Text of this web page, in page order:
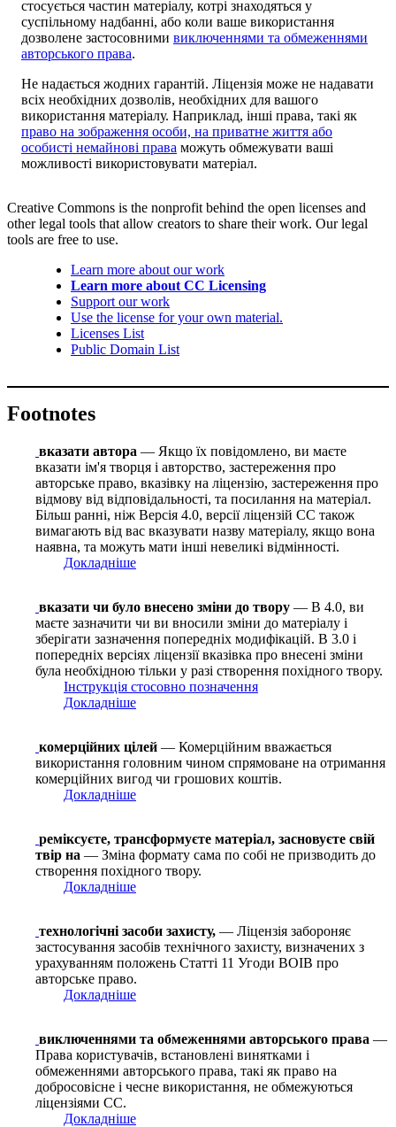
стосується частин матеріалу, котрі знаходяться у
суспільному надбанні, або коли ваше використання
дозволене застосовними виключеннями та обмеженнями
авторського права.
Не надається жодних гарантій. Ліцензія може не надавати
всіх необхідних дозволів, необхідних для вашого
використання матеріалу. Наприклад, інші права, такі як
право на зображення особи, на приватне життя або
особисті немайнові права можуть обмежувати ваші
можливості використовувати матеріал.
Creative Commons is the nonprofit behind the open licenses and
other legal tools that allow creators to share their work. Our legal
tools are free to use.
Learn more about our work
Learn more about CC Licensing
Support our work
Use the license for your own material.
Licenses List
Public Domain List
Footnotes
вказати автора — Якщо їх повідомлено, ви маєте
вказати ім'я творця і авторство, застереження про
авторське право, вказівку на ліцензію, застереження про
відмову від відповідальності, та посилання на матеріал.
Більш ранні, ніж Версія 4.0, версії ліцензій CC також
вимагають від вас вказувати назву матеріалу, якщо вона
наявна, та можуть мати інші невеликі відмінності.
Докладніше
вказати чи було внесено зміни до твору — В 4.0, ви
маєте зазначити чи ви вносили зміни до матеріалу і
зберігати зазначення попередніх модифікацій. В 3.0 і
попередніх версіях ліцензії вказівка про внесені зміни
була необхідною тільки у разі створення похідного твору.
Інструкція стосовно позначення
Докладніше
комерційних цілей — Комерційним вважається
використання головним чином спрямоване на отримання
комерційних вигод чи грошових коштів.
Докладніше
реміксуєте, трансформуєте матеріал, засновуєте свій
твір на — Зміна формату сама по собі не призводить до
створення похідного твору.
Докладніше
технологічні засоби захисту, — Ліцензія забороняє
застосування засобів технічного захисту, визначених з
урахуванням положень Статті 11 Угоди ВОІВ про
авторське право.
Докладніше
виключеннями та обмеженнями авторського права —
Права користувачів, встановлені винятками і
обмеженнями авторського права, такі як право на
добросовісне і чесне використання, не обмежуються
ліцензіями СС.
Докладніше